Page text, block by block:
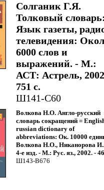
Солганик Г.Я.
Толковый
Язык газеты,
телевидения:
6000 слов и
выражений. - М.:
АСТ: Астрель,
751 с.
Ш141-С60
Волкова Н.О. Англо-русский
словарь сокращений =
russian dictionary of
abbreviations: Ок. 10000
Волкова Н.О., Никанорова
4-е изд. - М.: Рус. яз., 2002. -
Ш143-В676